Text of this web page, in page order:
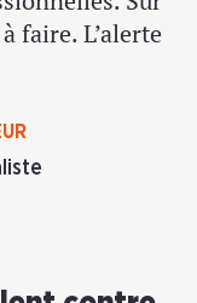
faire. L’alerte